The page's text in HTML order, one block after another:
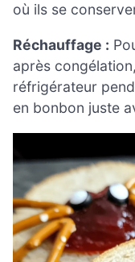
où ils se
Réchauffage :
après
réfrigérateur
en bonbon juste